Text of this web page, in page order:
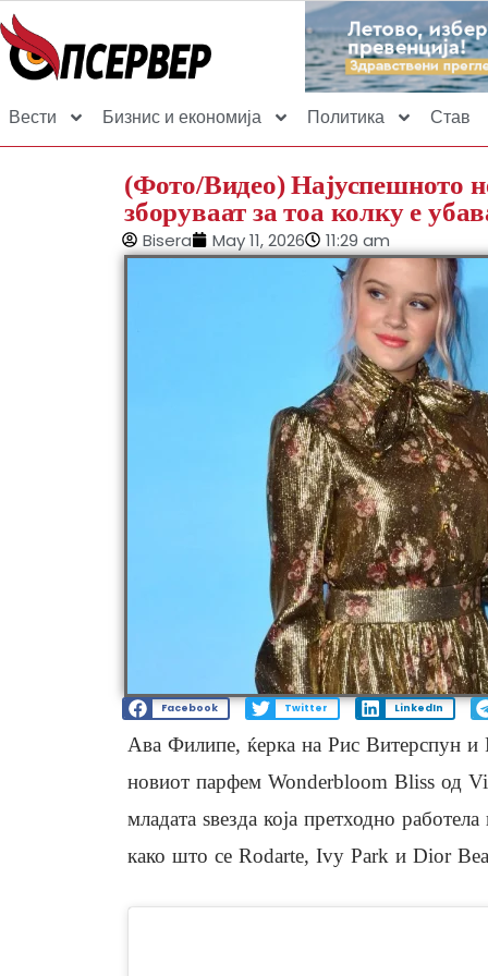
Вести Бизнис и економија Политика Став
(Фото/Видео) Најуспешното
зборуваат за тоа колку е
Bisera May 11, 2026 11:29 am
Facebook Twitter LinkedIn
Ава Филипе, ќерка на Рис Витерспун и
новиот парфем Wonderbloom Bliss од
младата ѕвезда која претходно
како што се Rodarte, Ivy Park и Dior